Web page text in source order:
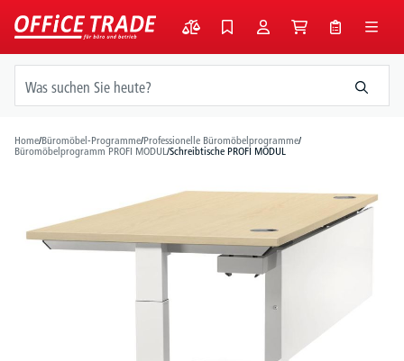
springen
Home/Büromöbel-Programme/Professionelle Büromöbelprogramme/
Büromöbelprogramm PROFI MODUL/Schreibtische PROFI MODUL